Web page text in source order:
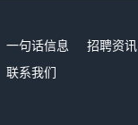
一句话信息 招聘资讯
联系我们